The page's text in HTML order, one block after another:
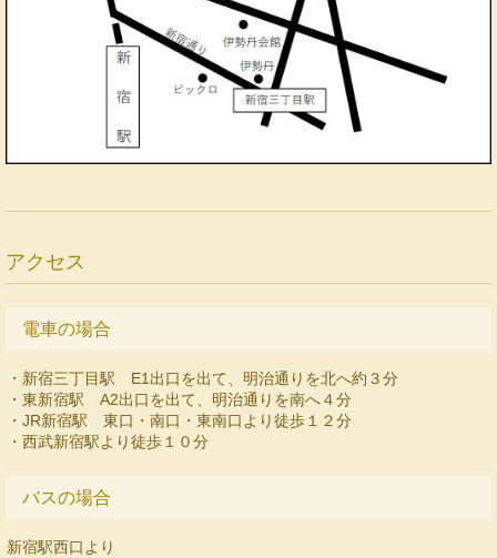
アクセス
電車の場合
・新宿三丁目駅 E1出口を出て、明治通りを北へ約３分
・東新宿駅 A2出口を出て、明治通りを南へ４分
・JR新宿駅 東口・南口・東南口より徒歩１２分
・西武新宿駅より徒歩１０分
バスの場合
新宿駅西口より